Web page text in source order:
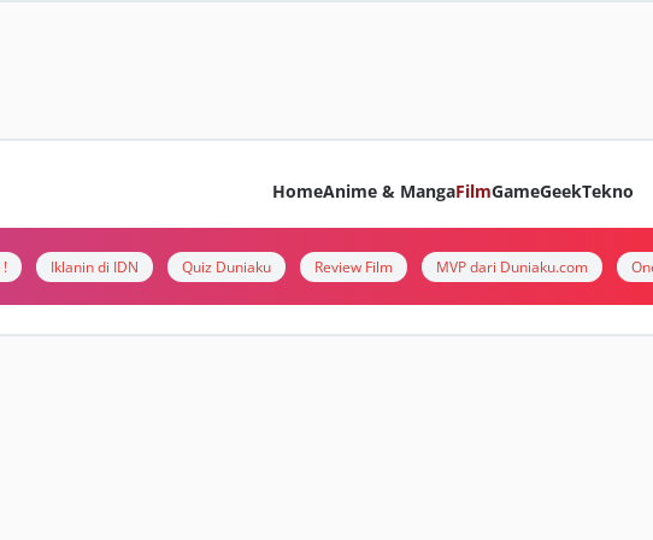
HomeAnime & MangaFilmGameGeekTekno
! Iklanin di IDN Quiz Duniaku Review Film MVP dari Duniaku.com